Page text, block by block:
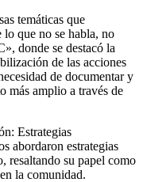
temáticas que
lo que no se habla, no
donde se destacó la
de las acciones
de documentar y
más amplio a través de
Estrategias
abordaron estrategias
resaltando su papel como
la comunidad.